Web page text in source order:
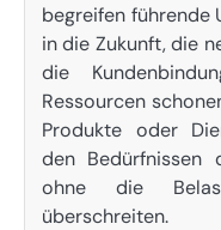
begreifen führende
in die Zukunft, die
die
Ressourcen
Produkte oder
den Bedürfnissen
ohne die
überschreiten.